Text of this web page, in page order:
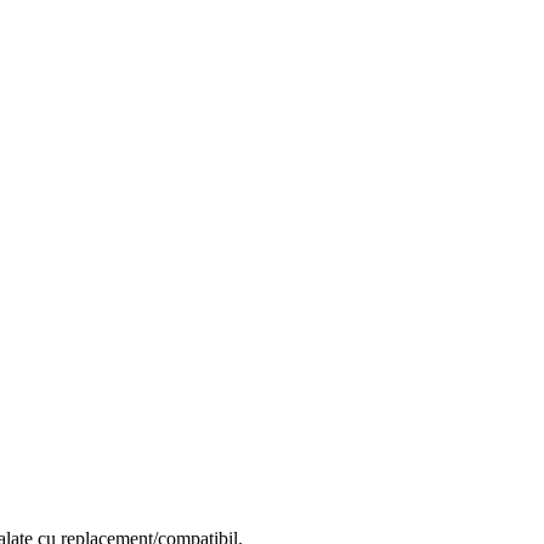
cu replacement/compatibil.